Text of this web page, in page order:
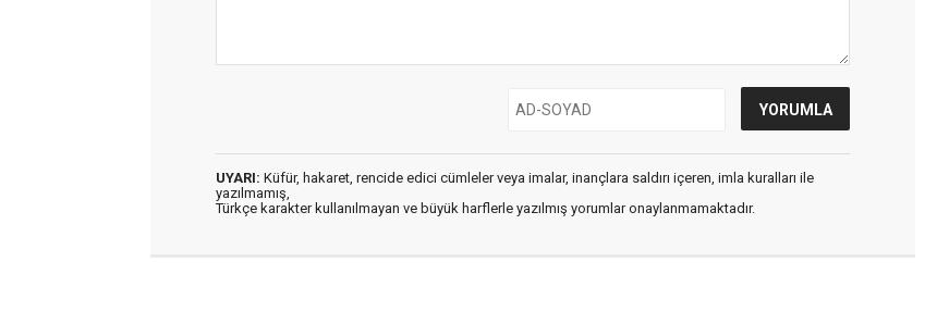
UYARI: Küfür, hakaret, rencide edici cümleler veya imalar, inançlara saldırı içeren, imla kuralları ile
yazılmamış,
Türkçe karakter kullanılmayan ve büyük harflerle yazılmış yorumlar onaylanmamaktadır.